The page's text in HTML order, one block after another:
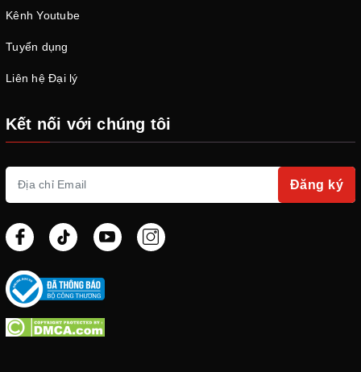
Kênh Youtube
Tuyển dụng
Liên hệ Đại lý
Kết nối với chúng tôi
Đăng ký